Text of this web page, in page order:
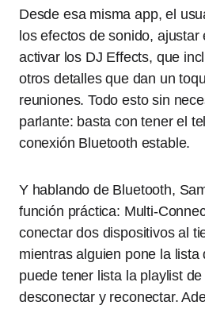
Desde esa misma app, el
los efectos de sonido, ajustar
activar los DJ Effects, que
otros detalles que dan un
reuniones. Todo esto sin
parlante: basta con tener el
conexión Bluetooth estable.
Y hablando de Bluetooth,
función práctica: Multi-
conectar dos dispositivos al
mientras alguien pone la lista
puede tener lista la playlist
desconectar y reconectar.